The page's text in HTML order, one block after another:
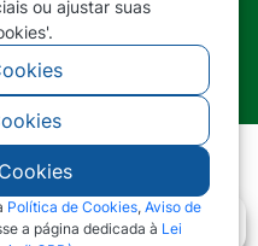
de Nova Lacerda -
reservados
ou ajustar suas
Política de Cookies, Aviso de
a página dedicada à Lei